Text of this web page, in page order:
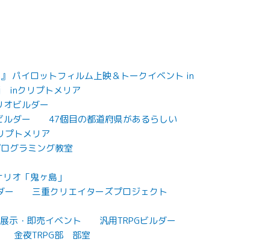
パイロットフィルム上映＆トークイベント in
inクリプトメリア
オビルダー
ルダー
47個目の都道府県があるらしい
プトメリア
グラミング教室
オ「鬼ヶ島」
ー
三重クリエイターズプロジェクト
示・即売イベント
汎用TRPGビルダー
金夜TRPG部 部室